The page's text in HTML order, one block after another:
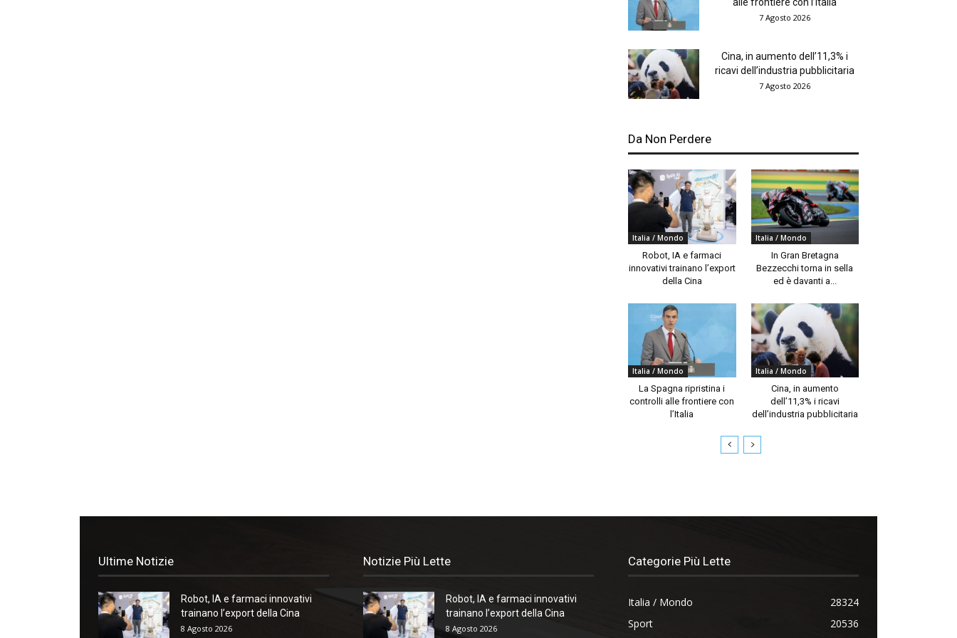
alle frontiere con l’Italia
7 Agosto 2026
Cina, in aumento dell’11,3% i
ricavi dell’industria pubblicitaria
7 Agosto 2026
Da Non Perdere
Italia / Mondo
Robot, IA e farmaci
innovativi trainano l’export
della Cina
Italia / Mondo
In Gran Bretagna
Bezzecchi torna in sella
ed è davanti a...
Italia / Mondo
La Spagna ripristina i
controlli alle frontiere con
l’Italia
Italia / Mondo
Cina, in aumento
dell’11,3% i ricavi
dell’industria pubblicitaria
Ultime Notizie
Robot, IA e farmaci innovativi
trainano l’export della Cina
8 Agosto 2026
Notizie Più Lette
Robot, IA e farmaci innovativi
trainano l’export della Cina
8 Agosto 2026
Categorie Più Lette
Italia / Mondo
28324
Sport
20536